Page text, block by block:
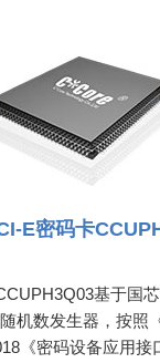
E密码卡
基于国
机数发生器，按照
《密码设备应用接